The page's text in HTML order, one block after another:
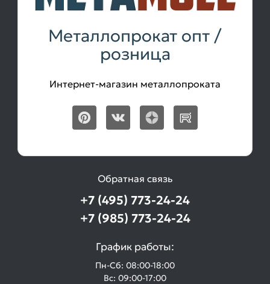
Металлопрокат опт /
розница
Интернет-магазин металлопроката
Обратная связь
+7 (495) 773-24-24
+7 (985) 773-24-24
График работы:
Пн-Сб: 08:00-18:00
Вс: 09:00-17:00